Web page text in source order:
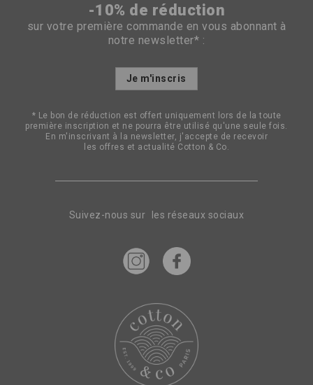
Suivez-nous sur les réseaux sociaux
-10% de réduction
sur votre première commande en vous abonnant à
notre newsletter* :
Inscription
d’information
:
Je m'inscris
* Le bon de réduction est offert uniquement lors de la toute
première inscription et ne pourra être utilisé qu'une seule fois.
En m'inscrivant à la newsletter, j'accepte de recevoir
les offres et actualité Cotton & Co.